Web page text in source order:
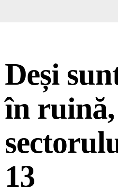
Deși
în
13